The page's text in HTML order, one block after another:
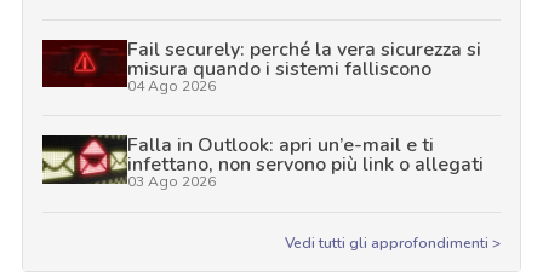
Fail securely: perché la vera sicurezza si
misura quando i sistemi falliscono
04 Ago 2026
Falla in Outlook: apri un’e-mail e ti
infettano, non servono più link o allegati
03 Ago 2026
Vedi tutti gli approfondimenti >